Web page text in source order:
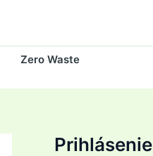
Zero Waste
Prihlásenie